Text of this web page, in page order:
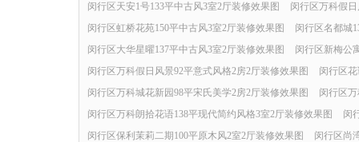
闵行区天安1号133平中古风3室2厅装修效果图
闵行区万科假
闵行区虹桥花苑150平中古风3室2厅装修效果图
闵行区名都城
闵行区大华星曜137平中古风3室2厅装修效果图
闵行区新梅公
闵行区万科假日风景92平意式风格2房2厅装修效果图
闵行区
闵行区万科城花新园98平宋氏美学2房2厅装修效果图
闵行区
闵行区万科朗拾花语138平现代简约风格3室2厅装修效果图
闵
闵行区保利茉莉二期100平原木风2室2厅装修效果图
闵行区尚